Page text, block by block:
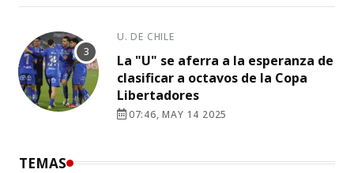
U. DE CHILE
La "U" se aferra a la esperanza de
clasificar a octavos de la Copa
Libertadores
07:46, MAY 14 2025
TEMAS